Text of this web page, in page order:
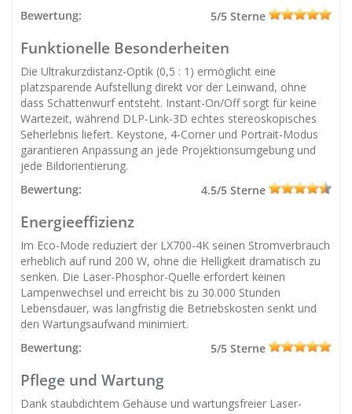
Bewertung:
5/5 Sterne
Funktionelle Besonderheiten
Die Ultrakurzdistanz-Optik (0,5 : 1) ermöglicht eine
platzsparende Aufstellung direkt vor der Leinwand, ohne
dass Schattenwurf entsteht. Instant-On/Off sorgt für keine
Wartezeit, während DLP-Link-3D echtes stereoskopisches
Seherlebnis liefert. Keystone, 4-Corner und Portrait-Modus
garantieren Anpassung an jede Projektionsumgebung und
jede Bildorientierung.
Bewertung:
4.5/5 Sterne
Energieeffizienz
Im Eco-Mode reduziert der LX700-4K seinen Stromverbrauch
erheblich auf rund 200 W, ohne die Helligkeit dramatisch zu
senken. Die Laser-Phosphor-Quelle erfordert keinen
Lampenwechsel und erreicht bis zu 30.000 Stunden
Lebensdauer, was langfristig die Betriebskosten senkt und
den Wartungsaufwand minimiert.
Bewertung:
5/5 Sterne
Pflege und Wartung
Dank staubdichtem Gehäuse und wartungsfreier Laser-